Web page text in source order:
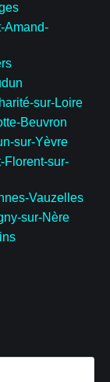
Amand-
sur-Loire
Beuvron
sur-Yèvre
Florent-sur-
Vauzelles
sur-Nère